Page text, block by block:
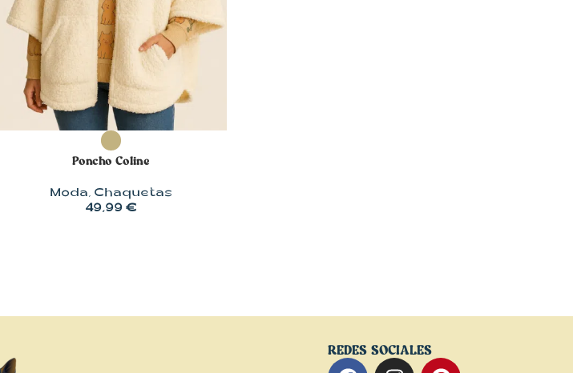
SELECCIONAR OPCIONES
Poncho Coline
Moda, Chaquetas
49,99 €
REDES SOCIALES